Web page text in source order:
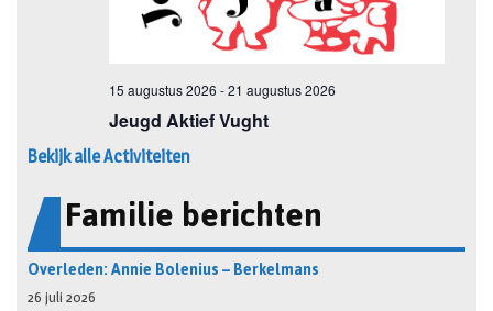
Bekijk alle Activiteiten
Familie berichten
Overleden: Annie Bolenius – Berkelmans
26 juli 2026